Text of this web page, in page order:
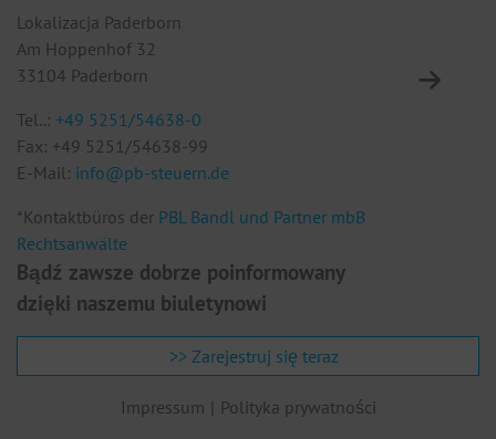
Lokalizacja Paderborn
Am Hoppenhof 32
33104 Paderborn
Tel..: +49 5251/54638-0
Fax: +49 5251/54638-99
E-Mail: info@pb-steuern.de
*Kontaktbüros der PBL Bandl und Partner mbB
Rechtsanwälte
Bądź zawsze dobrze poinformowany
dzięki naszemu biuletynowi
>> Zarejestruj się teraz
Impressum Polityka prywatności